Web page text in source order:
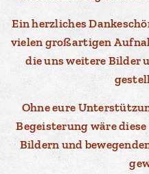
Ein herzliches
vielen großartigen
die uns weitere Bilder
Ohne eure
Begeisterung wäre
Bildern und